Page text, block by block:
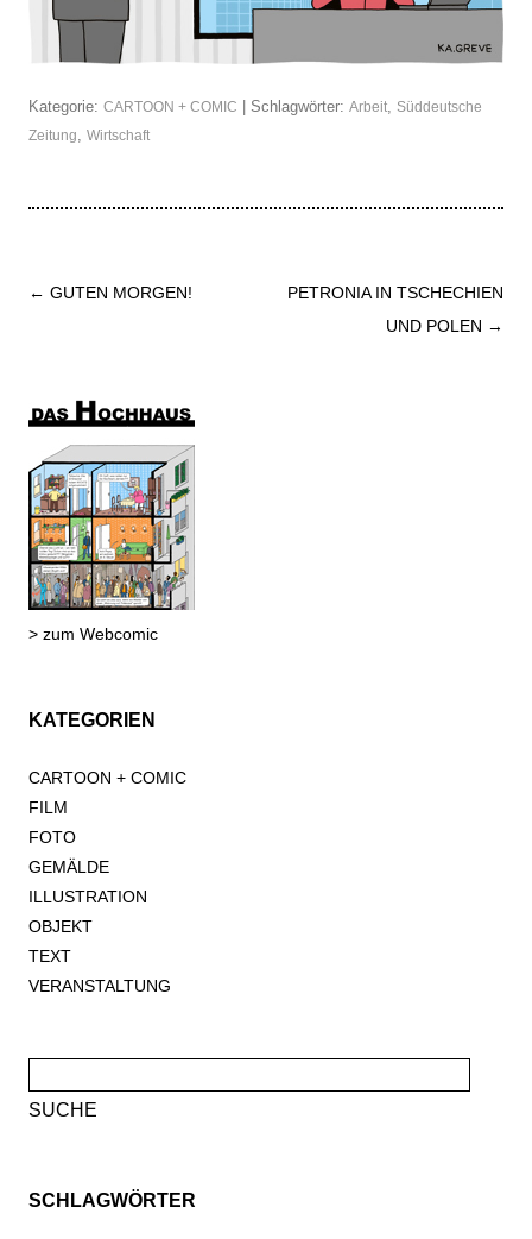
Kategorie: CARTOON + COMIC | Schlagwörter: Arbeit
Süddeutsche
Zeitung
Wirtschaft
Beitrags-
← GUTEN MORGEN!
PETRONIA IN TSCHECHIEN
UND POLEN →
> zum Webcomic
KATEGORIEN
CARTOON + COMIC
FILM
FOTO
GEMÄLDE
ILLUSTRATION
OBJEKT
TEXT
VERANSTALTUNG
nach:
SCHLAGWÖRTER